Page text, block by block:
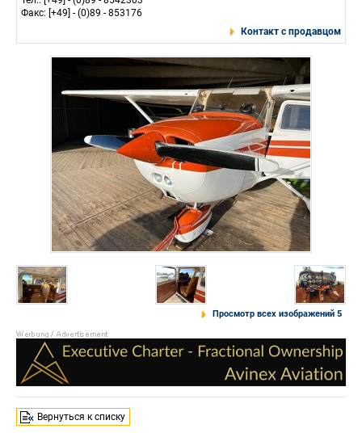
Факс: [+49] - (0)89 - 853176
Контакт с продавцом
Просмотр всех изображений 5
Вернуться к списку